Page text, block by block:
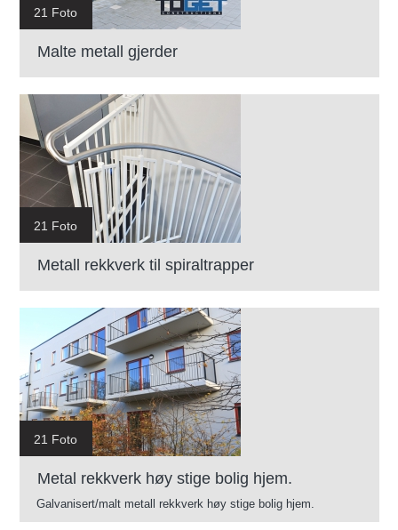
21 Foto
Malte metall gjerder
21 Foto
Metall rekkverk til spiraltrapper
21 Foto
Metal rekkverk høy stige bolig hjem.
Galvanisert/malt metall rekkverk høy stige bolig hjem.